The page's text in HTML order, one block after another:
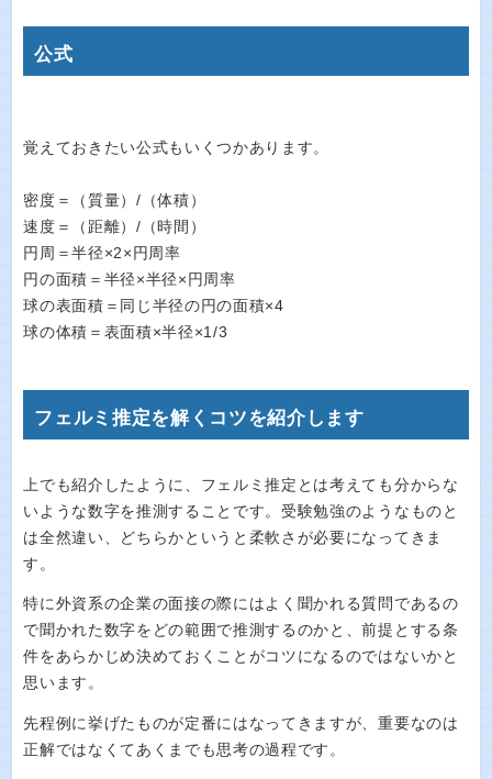
公式
覚えておきたい公式もいくつかあります。
密度＝（質量）/（体積）
速度＝（距離）/（時間）
円周＝半径×2×円周率
円の面積＝半径×半径×円周率
球の表面積＝同じ半径の円の面積×4
球の体積＝表面積×半径×1/3
フェルミ推定を解くコツを紹介します
上でも紹介したように、フェルミ推定とは考えても分からな
いような数字を推測することです。受験勉強のようなものと
は全然違い、どちらかというと柔軟さが必要になってきま
す。
特に外資系の企業の面接の際にはよく聞かれる質問であるの
で聞かれた数字をどの範囲で推測するのかと、前提とする条
件をあらかじめ決めておくことがコツになるのではないかと
思います。
先程例に挙げたものが定番にはなってきますが、重要なのは
正解ではなくてあくまでも思考の過程です。